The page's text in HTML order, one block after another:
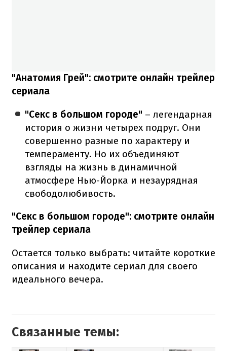
"Анатомия Грей": смотрите онлайн трейлер
сериала
"Секс в большом городе" – легендарная
история о жизни четырех подруг. Они
совершенно разные по характеру и
темпераменту. Но их объединяют
взгляды на жизнь в динамичной
атмосфере Нью-Йорка и незаурядная
свободолюбивость.
"Секс в большом городе": смотрите онлайн
трейлер сериала
Остается только выбрать: читайте короткие
описания и находите сериал для своего
идеального вечера.
Связанные темы: